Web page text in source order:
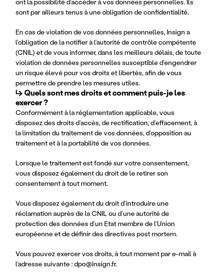
sont par ailleurs tenus à une obligation de confidentialité.
En cas de violation de vos données personnelles, Insign a
l’obligation de la notifier à l’autorité de contrôle compétente
(CNIL) et de vous informer, dans les meilleurs délais, de toute
violation de données personnelles susceptible d’engendrer
un risque élevé pour vos droits et libertés, afin de vous
permettre de prendre les mesures utiles.
↳ Quels sont mes droits et comment puis-je les
exercer ?
Conformément à la réglementation applicable, vous
disposez des droits d’accès, de rectification, d’effacement, à
la limitation du traitement de vos données, d’opposition au
traitement et à la portabilité de vos données.
Lorsque le traitement est fondé sur votre consentement,
vous disposez également du droit de le retirer son
consentement à tout moment.
Vous disposez également du droit d’introduire une
réclamation auprès de la CNIL ou d’une autorité de
protection des données d’un Etat membre de l’Union
européenne et de définir des directives post mortem.
Vous pouvez exercer vos droits, à tout moment par e-mail à
l’adresse suivante :dpo@insign.fr.